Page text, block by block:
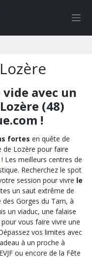
avec un
(48)
!
fortes en quête de
de Lozère pour faire
! Les meilleurs centres de
Recherchez le spot
session pour vivre le
un saut extrême de
Gorges du Tarn, à
un viaduc, une falaise
vous faire vivre une
vos limites avec
à un proche à
ou encore de la Fête